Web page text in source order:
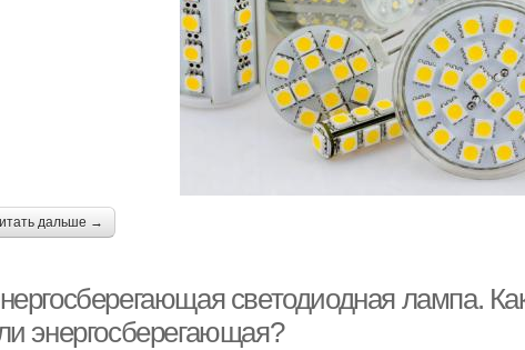
дальше →
светодиодная лампа.
энергосберегающая?